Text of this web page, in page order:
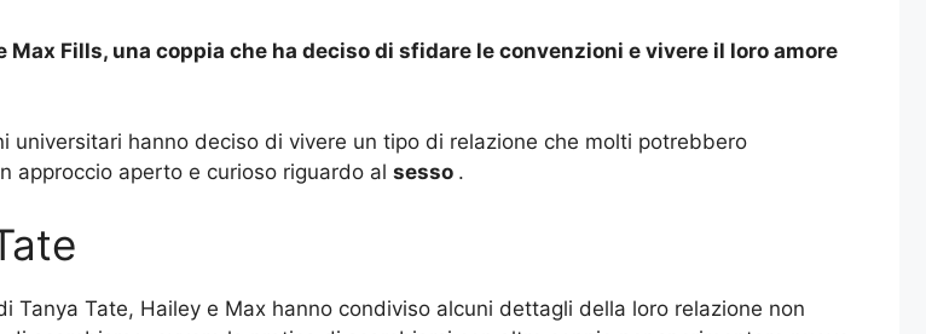
Fills, una coppia che ha deciso di sfidare le convenzioni e vivere il loro amore
universitari hanno deciso di vivere un tipo di relazione che molti potrebbero
approccio aperto e curioso riguardo al sesso .
Tate, Hailey e Max hanno condiviso alcuni dettagli della loro relazione non